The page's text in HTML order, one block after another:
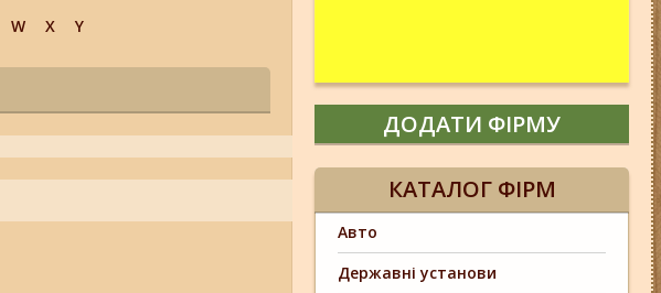
W X Y
ДОДАТИ ФІРМУ
КАТАЛОГ ФІРМ
Авто
Державні установи